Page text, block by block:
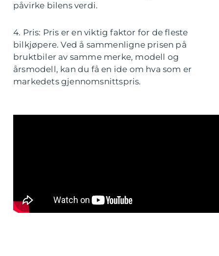
påvirke bilens verdi.
4. Pris: Pris er en viktig faktor for de fleste
bilkjøpere. Ved å sammenligne prisen på
bruktbiler av samme merke, modell og
årsmodell, kan du få en ide om hva som er
markedets gjennomsnittspris.